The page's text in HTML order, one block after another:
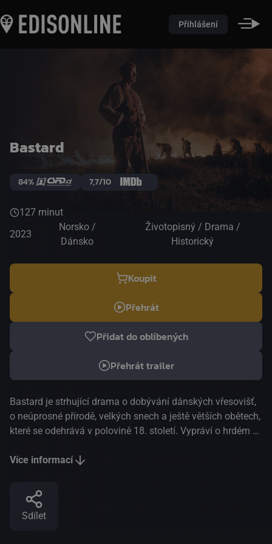
Přihlášení
Bastard
84% 7,7/10
127 minut
2023
Norsko /
Dánsko
Životopisný / Drama /
Historický
Koupit
Přehrát
Přidat do oblíbených
Přehrát trailer
Bastard je strhující drama o dobývání dánských vřesovišť,
o neúprosné přírodě, velkých snech a ještě větších obětech,
které se odehrává v polovině 18. století. Vypráví o hrdém a
spojenkyní v boji proti zlu, smrti a zatracení. V roce 1755 se
nehostinné dánské vřesoviště se zdánlivě nemožným
cílem: vybudovat tu ve jménu krále kolonii. Výměnou za to
pro sebe získá tolik vytoužený šlechtický titul. Jediný
Více informací
Sdílet